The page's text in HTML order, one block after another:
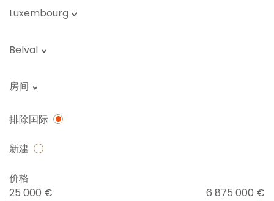
Luxembourg
Belval
房间
排除国际
新建
价格
25 000 €
6 875 000 €